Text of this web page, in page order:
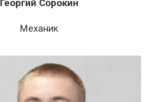
Георгий Сорокин
Механик